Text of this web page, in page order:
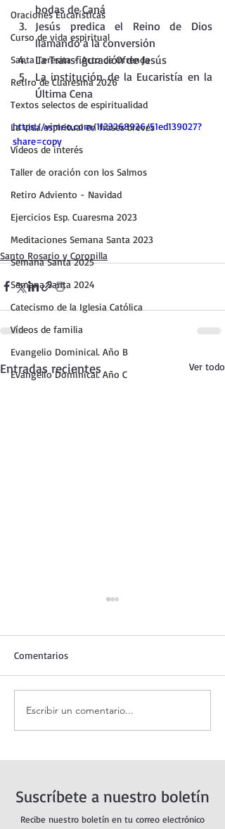
Oraciones Eucarísticas
Curso de vida espiritual
Santa Teresita - Acto de Ofrenda
Retiro de Cuaresma 2026
Textos selectos de espiritualidad
La vida espiritual en frases breves
Vídeos de interés
Taller de oración con los Salmos
Retiro Adviento - Navidad
Ejercicios Esp. Cuaresma 2023
Meditaciones Semana Santa 2023
Semana Santa 2025
Semana Santa 2024
Catecismo de la Iglesia Católica
Vídeos de familia
Evangelio Dominical. Año B
Evangelio Dominical. Año C
bodas de Caná
Jesús predica el Reino de Dios
llamando a la conversión
La Transfiguración de Jesús
La institución de la Eucaristía en la
Última Cena
https://vimeo.com/1123268926/51ed139027?
share=copy
Santo Rosario y Coronilla
Entradas recientes Ver todo
Santo Rosario de hoy
jueves. Misterios
Comentarios
Escribir un comentario...
Suscríbete a nuestro boletín
Recibe nuestro boletín en tu correo electrónico